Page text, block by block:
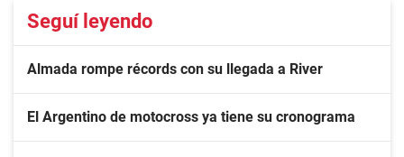
Seguí leyendo
Almada rompe récords con su llegada a River
El Argentino de motocross ya tiene su cronograma